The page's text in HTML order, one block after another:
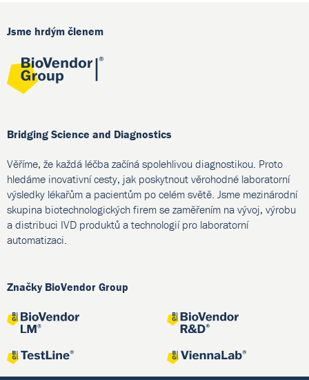
Jsme hrdým členem
Bridging Science and Diagnostics
Věříme, že každá léčba začíná spolehlivou diagnostikou. Proto
hledáme inovativní cesty, jak poskytnout věrohodné laboratorní
výsledky lékařům a pacientům po celém světě. Jsme mezinárodní
skupina biotechnologických firem se zaměřením na vývoj, výrobu
a distribuci IVD produktů a technologií pro laboratorní
automatizaci.
Značky BioVendor Group